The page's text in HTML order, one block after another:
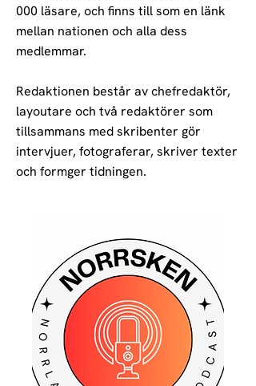
000 läsare, och finns till som en länk
mellan nationen och alla dess
medlemmar.
Redaktionen består av chefredaktör,
layoutare och två redaktörer som
tillsammans med skribenter gör
intervjuer, fotograferar, skriver texter
och formger tidningen.